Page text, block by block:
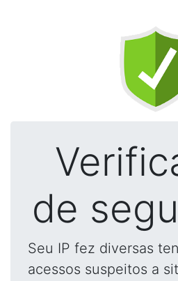
de
Seu IP fez diversas
acessos suspeitos a